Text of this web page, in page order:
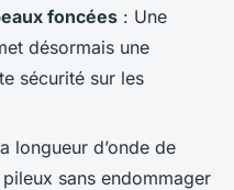
de lecture
foncées : Une
désormais une
sécurité sur les
longueur d’onde de
sans endommager